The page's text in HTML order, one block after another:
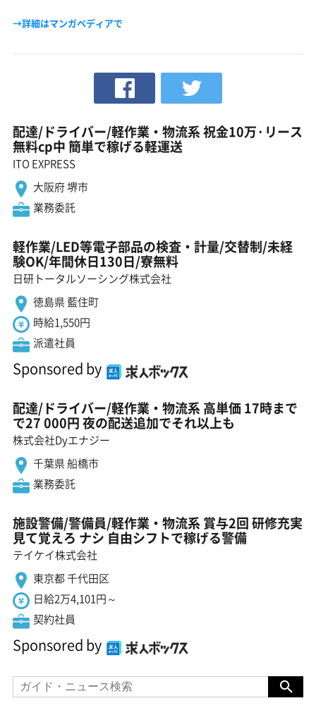
→詳細はマンガペディアで
配達/ドライバー/軽作業・物流系 祝金10万·リース
無料cp中 簡単で稼げる軽運送
ITO EXPRESS
大阪府 堺市
業務委託
軽作業/LED等電子部品の検査・計量/交替制/未経
験OK/年間休日130日/寮無料
日研トータルソーシング株式会社
徳島県 藍住町
時給1,550円
派遣社員
Sponsored by
配達/ドライバー/軽作業・物流系 高単価 17時まで
で27 000円 夜の配送追加でそれ以上も
株式会社Dyエナジー
千葉県 船橋市
業務委託
施設警備/警備員/軽作業・物流系 賞与2回 研修充実
見て覚えろ ナシ 自由シフトで稼げる警備
テイケイ株式会社
東京都 千代田区
日給2万4,101円～
契約社員
Sponsored by